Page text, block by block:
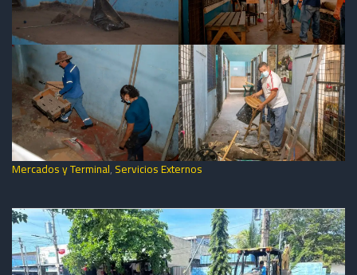
Mercados y Terminal,Servicios Externos